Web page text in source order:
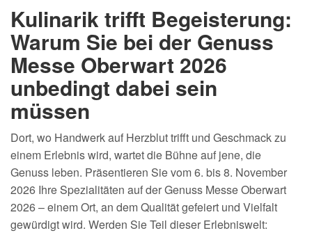
Kulinarik trifft Begeisterung:
Warum Sie bei der Genuss
Messe Oberwart 2026
unbedingt dabei sein
müssen
Dort, wo Handwerk auf Herzblut trifft und Geschmack zu
einem Erlebnis wird, wartet die Bühne auf jene, die
Genuss leben. Präsentieren Sie vom 6. bis 8. November
2026 Ihre Spezialitäten auf der Genuss Messe Oberwart
2026 – einem Ort, an dem Qualität gefeiert und Vielfalt
gewürdigt wird. Werden Sie Teil dieser Erlebniswelt: